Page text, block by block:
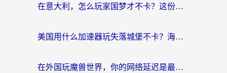
在意大利，怎么玩家国梦才不卡？这份终极加速指南请收好
美国用什么加速器玩失落城堡不卡？海外党亲测有效的国服游戏加速指南
在外国玩魔兽世界，你的网络延迟是最大的敌人